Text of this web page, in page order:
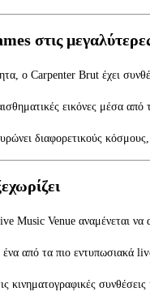
στις
ο Carpenter Brut έχει
εικόνες μέσα
διαφορετικούς
Venue αναμένεται να
από τα πιο εντυπωσιακά
κινηματογραφικές